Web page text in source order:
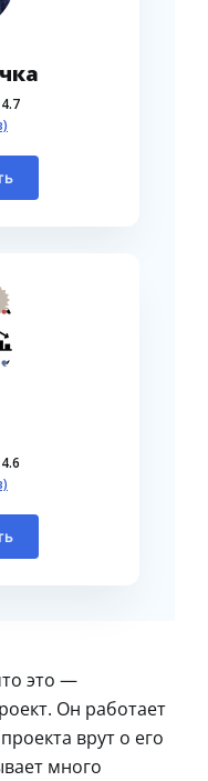
4.7
4.6
это —
Он работает
врут о его
много